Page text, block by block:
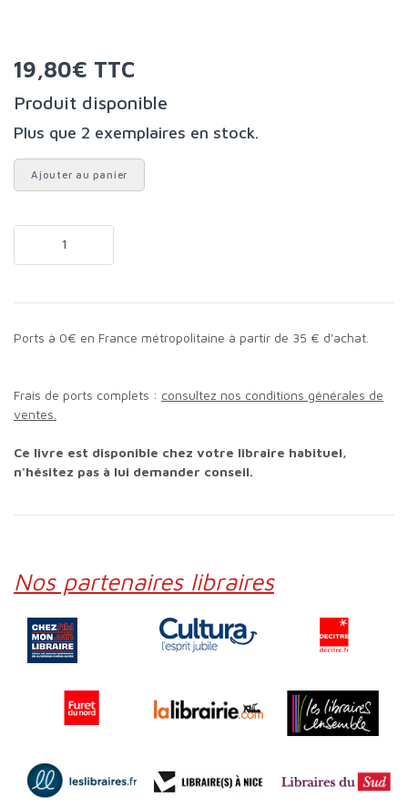
19,80€ TTC
Produit disponible
Plus que 2 exemplaires en stock.
Ajouter au panier
Ports à 0€ en France métropolitaine à partir de 35 € d'achat.
Frais de ports complets : consultez nos conditions générales de
ventes.
Ce livre est disponible chez votre libraire habituel,
n'hésitez pas à lui demander conseil.
Nos partenaires libraires